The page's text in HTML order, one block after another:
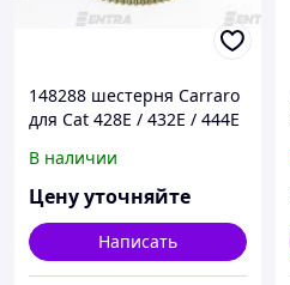
148288 шестерня Carraro
для Cat 428E / 432E / 444E
В наличии
Цену уточняйте
Написать